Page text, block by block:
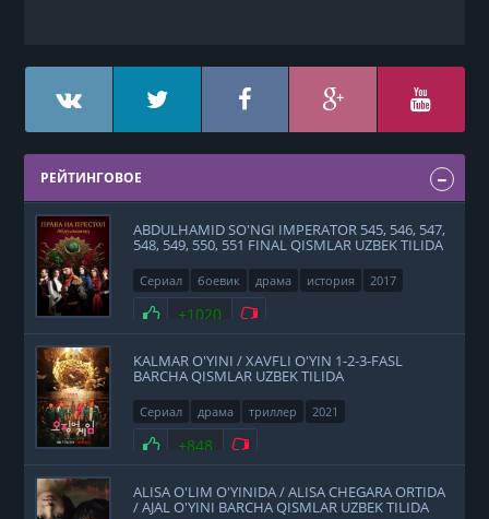
РЕЙТИНГОВОЕ
ABDULHAMID SO'NGI IMPERATOR 545, 546, 547,
548, 549, 550, 551 FINAL QISMLAR UZBEK TILIDA
Сериал боевик драма история 2017
Нравится
+1020 Не нравится
KALMAR O'YINI / XAVFLI O'YIN 1-2-3-FASL
BARCHA QISMLAR UZBEK TILIDA
Сериал драма триллер 2021
Нравится
+848 Не нравится
ALISA O'LIM O'YINIDA / ALISA CHEGARA ORTIDA
/ AJAL O'YINI BARCHA QISMLAR UZBEK TILIDA